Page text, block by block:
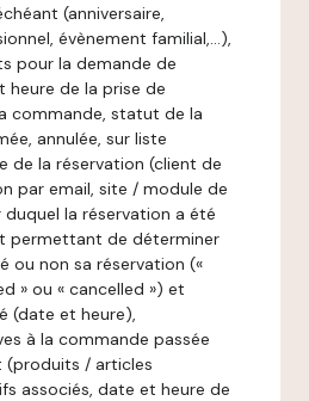
(anniversaire,
évènement familial,…),
pour la demande de
heure de la prise de
commande, statut de la
annulée, sur liste
de la réservation (client de
par email, site / module de
la réservation a été
permettant de déterminer
ou non sa réservation («
» ou « cancelled ») et
(date et heure),
à la commande passée
(produits / articles
associés, date et heure de